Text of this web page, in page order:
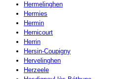
Hermelinghen
Hermies
Hermin
Hernicourt
Herrin
Hersin-Coupigny
Hervelinghen
Herzeele